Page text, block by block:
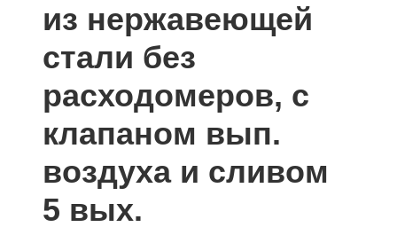
из нержавеющей
стали без
расходомеров, с
клапаном вып.
воздуха и сливом
5 вых.